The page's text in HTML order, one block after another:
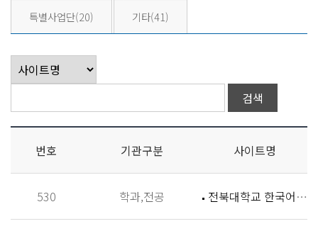
특별사업단(20) 기타(41)
번호 기관구분 사이트명
530 학과,전공 전북대학교 한국어학과